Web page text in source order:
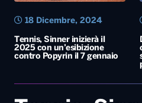
Tennis, Sinner inizierà il
2025 con un’esibizione
contro Popyrin il 7 gennaio
18 Dicembre, 2024